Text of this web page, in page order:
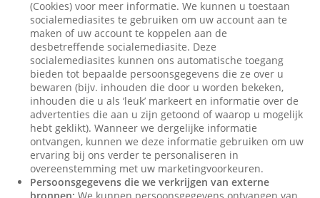
(Cookies) voor meer informatie. We kunnen u toestaan
socialemediasites te gebruiken om uw account aan te
maken of uw account te koppelen aan de
desbetreffende socialemediasite. Deze
socialemediasites kunnen ons automatische toegang
bieden tot bepaalde persoonsgegevens die ze over u
bewaren (bijv. inhouden die door u worden bekeken,
inhouden die u als ‘leuk’ markeert en informatie over de
advertenties die aan u zijn getoond of waarop u mogelijk
hebt geklikt). Wanneer we dergelijke informatie
ontvangen, kunnen we deze informatie gebruiken om uw
ervaring bij ons verder te personaliseren in
overeenstemming met uw marketingvoorkeuren.
Persoonsgegevens die we verkrijgen van externe